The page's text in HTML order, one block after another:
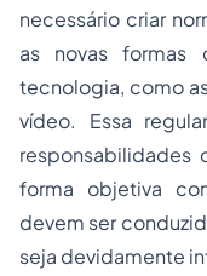
necessário criar
as novas formas
tecnologia, como
vídeo. Essa
responsabilidades
forma objetiva
devem ser
seja devidamente